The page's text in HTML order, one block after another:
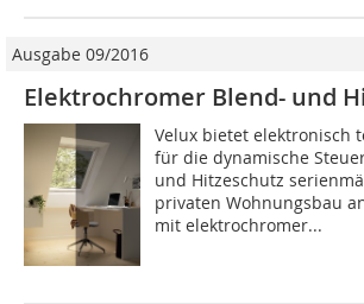
Ausgabe 09/2016
Elektrochromer Blend- und
Velux bietet elektronisch
für die dynamische
und Hitzeschutz
privaten Wohnungsbau
mit elektrochromer...